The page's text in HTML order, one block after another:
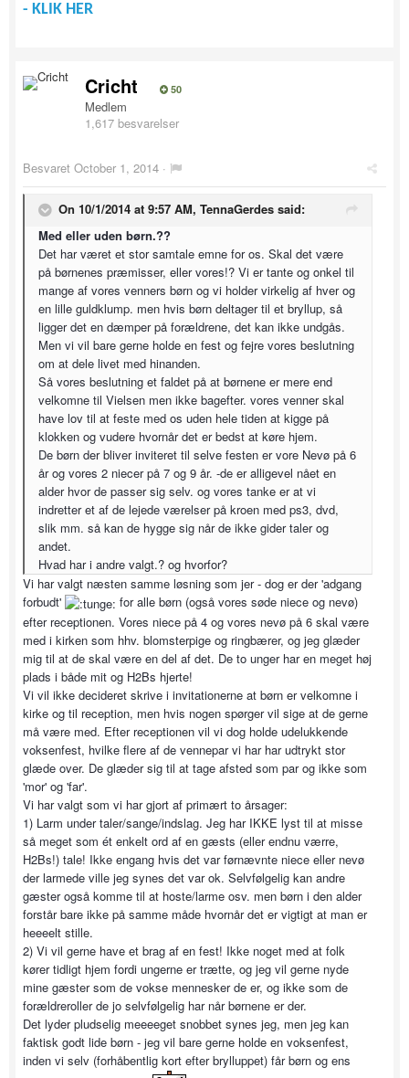
- KLIK HER
Cricht 50
Medlem
1,617 besvarelser
Besvaret October 1, 2014 ·
On 10/1/2014 at 9:57 AM, TennaGerdes said:
Med eller uden børn.??
Det har været et stor samtale emne for os. Skal det være
på børnenes præmisser, eller vores!? Vi er tante og onkel til
mange af vores venners børn og vi holder virkelig af hver og
en lille guldklump. men hvis børn deltager til et bryllup, så
ligger det en dæmper på forældrene, det kan ikke undgås.
Men vi vil bare gerne holde en fest og fejre vores beslutning
om at dele livet med hinanden.
Så vores beslutning et faldet på at børnene er mere end
velkomne til Vielsen men ikke bagefter. vores venner skal
have lov til at feste med os uden hele tiden at kigge på
klokken og vudere hvornår det er bedst at køre hjem.
De børn der bliver inviteret til selve festen er vore Nevø på 6
år og vores 2 niecer på 7 og 9 år. -de er alligevel nået en
alder hvor de passer sig selv. og vores tanke er at vi
indretter et af de lejede værelser på kroen med ps3, dvd,
slik mm. så kan de hygge sig når de ikke gider taler og
andet.
Hvad har i andre valgt.? og hvorfor?
Vi har valgt næsten samme løsning som jer - dog er der 'adgang
forbudt'
for alle børn (også vores søde niece og nevø)
efter receptionen. Vores niece på 4 og vores nevø på 6 skal være
med i kirken som hhv. blomsterpige og ringbærer, og jeg glæder
mig til at de skal være en del af det. De to unger har en meget høj
plads i både mit og H2Bs hjerte!
Vi vil ikke decideret skrive i invitationerne at børn er velkomne i
kirke og til reception, men hvis nogen spørger vil sige at de gerne
må være med. Efter receptionen vil vi dog holde udelukkende
voksenfest, hvilke flere af de vennepar vi har har udtrykt stor
glæde over. De glæder sig til at tage afsted som par og ikke som
'mor' og 'far'.
Vi har valgt som vi har gjort af primært to årsager:
1) Larm under taler/sange/indslag. Jeg har IKKE lyst til at misse
så meget som ét enkelt ord af en gæsts (eller endnu værre,
H2Bs!) tale! Ikke engang hvis det var førnævnte niece eller nevø
der larmede ville jeg synes det var ok. Selvfølgelig kan andre
gæster også komme til at hoste/larme osv. men børn i den alder
forstår bare ikke på samme måde hvornår det er vigtigt at man er
heeeelt stille.
2) Vi vil gerne have et brag af en fest! Ikke noget med at folk
kører tidligt hjem fordi ungerne er trætte, og jeg vil gerne nyde
mine gæster som de vokse mennesker de er, og ikke som de
forældreroller de jo selvfølgelig har når børnene er der.
Det lyder pludselig meeeeget snobbet synes jeg, men jeg kan
faktisk godt lide børn - jeg vil bare gerne holde en voksenfest,
inden vi selv (forhåbentlig kort efter brylluppet) får børn og ens